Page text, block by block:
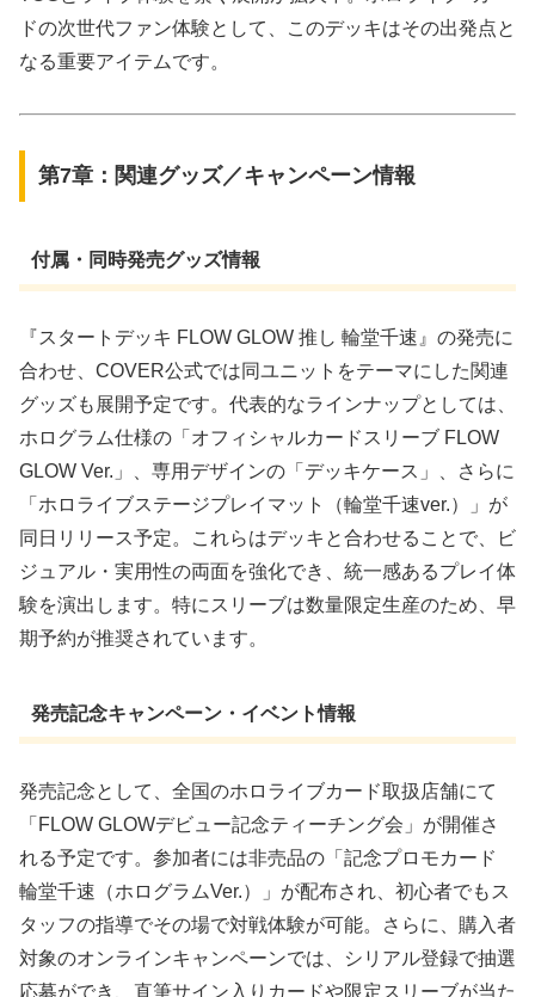
ドの次世代ファン体験として、このデッキはその出発点と
なる重要アイテムです。
第7章：関連グッズ／キャンペーン情報
付属・同時発売グッズ情報
『スタートデッキ FLOW GLOW 推し 輪堂千速』の発売に
合わせ、COVER公式では同ユニットをテーマにした関連
グッズも展開予定です。代表的なラインナップとしては、
ホログラム仕様の「オフィシャルカードスリーブ FLOW
GLOW Ver.」、専用デザインの「デッキケース」、さらに
「ホロライブステージプレイマット（輪堂千速ver.）」が
同日リリース予定。これらはデッキと合わせることで、ビ
ジュアル・実用性の両面を強化でき、統一感あるプレイ体
験を演出します。特にスリーブは数量限定生産のため、早
期予約が推奨されています。
発売記念キャンペーン・イベント情報
発売記念として、全国のホロライブカード取扱店舗にて
「FLOW GLOWデビュー記念ティーチング会」が開催さ
れる予定です。参加者には非売品の「記念プロモカード
輪堂千速（ホログラムVer.）」が配布され、初心者でもス
タッフの指導でその場で対戦体験が可能。さらに、購入者
対象のオンラインキャンペーンでは、シリアル登録で抽選
応募ができ、直筆サイン入りカードや限定スリーブが当た